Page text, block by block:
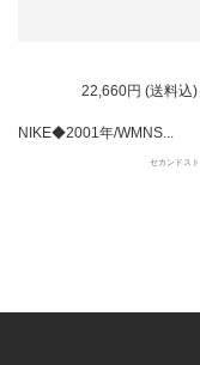
22,660円 (送料込)
NIKE◆2001年/WMNS...
セカンドス